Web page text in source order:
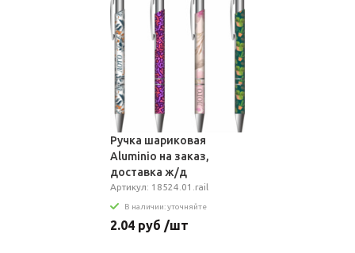
Ручка шариковая
Aluminio на заказ,
доставка ж/д
Артикул: 18524.01.rail
В наличии: уточняйте
2.04 руб /шт